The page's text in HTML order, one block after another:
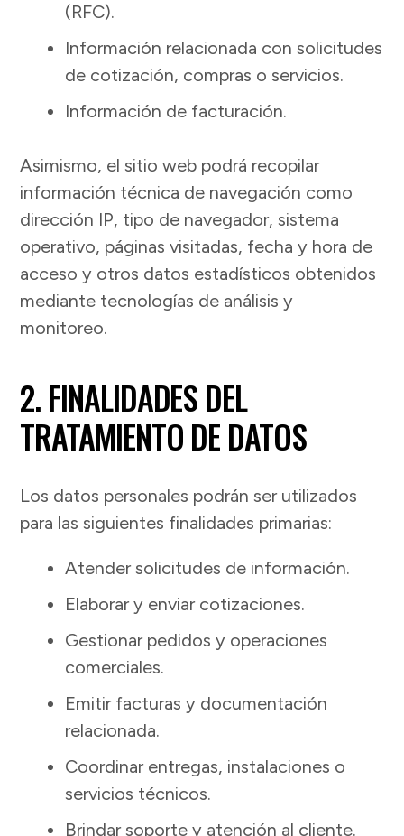
(RFC).
Información relacionada con solicitudes
de cotización, compras o servicios.
Información de facturación.
Asimismo, el sitio web podrá recopilar
información técnica de navegación como
dirección IP, tipo de navegador, sistema
operativo, páginas visitadas, fecha y hora de
acceso y otros datos estadísticos obtenidos
mediante tecnologías de análisis y
monitoreo.
2. FINALIDADES DEL
TRATAMIENTO DE DATOS
Los datos personales podrán ser utilizados
para las siguientes finalidades primarias:
Atender solicitudes de información.
Elaborar y enviar cotizaciones.
Gestionar pedidos y operaciones
comerciales.
Emitir facturas y documentación
relacionada.
Coordinar entregas, instalaciones o
servicios técnicos.
Brindar soporte y atención al cliente.